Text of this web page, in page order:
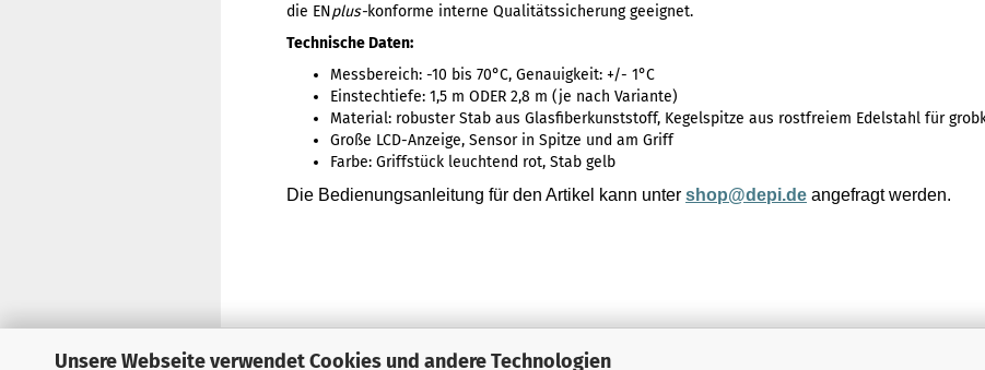
Unsere Webseite verwendet Cookies und andere Technologien
die ENplus-konforme interne Qualitätssicherung geeignet.
Technische Daten:
Messbereich: -10 bis 70°C, Genauigkeit: +/- 1°C
Einstechtiefe: 1,5 m ODER 2,8 m (je nach Variante)
Material: robuster Stab aus Glasfiberkunststoff, Kegelspitze aus rostfreiem Edelstahl für
Große LCD-Anzeige, Sensor in Spitze und am Griff
Farbe: Griffstück leuchtend rot, Stab gelb
Die Bedienungsanleitung für den Artikel kann unter shop@depi.de angefragt werden.